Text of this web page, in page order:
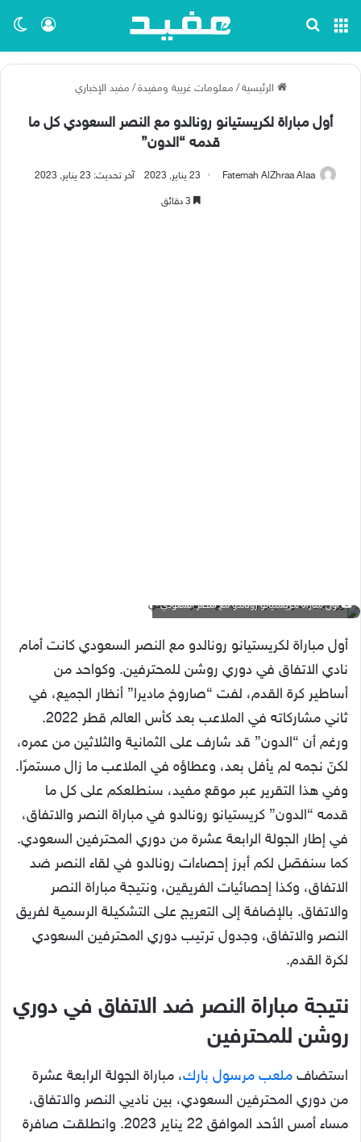
تسجيل القائمة
الرئيسية / معلومات غريبة ومفيدة / مفيد الإخباري
أول مباراة لكريستيانو رونالدو مع النصر السعودي كل ما
قدمه “الدون”
Fatemah AlZhraa Alaa 23 يناير, 2023 آخر تحديث: 23 يناير, 2023
أول مباراة لكريستيانو رونالدو مع النصر السعودي
أول مباراة لكريستيانو رونالدو مع النصر السعودي كانت أمام
نادي الاتفاق في دوري روشن للمحترفين. وكواحد من
أساطير كرة القدم، لفت “صاروخ ماديرا” أنظار الجميع، في
ثاني مشاركاته في الملاعب بعد كأس العالم قطر 2022.
ورغم أن “الدون” قد شارف على الثمانية والثلاثين من عمره،
لكنّ نجمه لم يأفل بعد، وعطاؤه في الملاعب ما زال مستمرًا.
وفي هذا التقرير عبر موقع مفيد، سنطلعكم على كل ما
قدمه “الدون” كريستيانو رونالدو في مباراة النصر والاتفاق،
في إطار الجولة الرابعة عشرة من دوري المحترفين السعودي.
كما سنفصّل لكم أبرز إحصاءات رونالدو في لقاء النصر ضد
الاتفاق، وكذا إحصائيات الفريقين، ونتيجة مباراة النصر
والاتفاق. بالإضافة إلى التعريج على التشكيلة الرسمية لفريق
النصر والاتفاق، وجدول ترتيب دوري المحترفين السعودي
لكرة القدم.
نتيجة مباراة النصر ضد الاتفاق في دوري
روشن للمحترفين
استضاف ملعب مرسول بارك، مباراة الجولة الرابعة عشرة
من دوري المحترفين السعودي، بين ناديي النصر والاتفاق،
مساء أمس الأحد الموافق 22 يناير 2023. وانطلقت صافرة